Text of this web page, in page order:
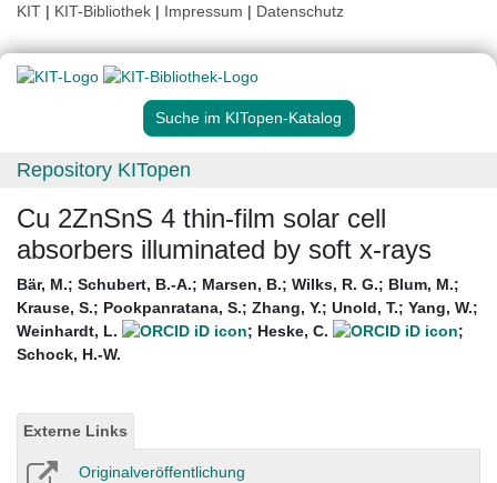
KIT | KIT-Bibliothek | Impressum | Datenschutz
Suche im KITopen-Katalog
Repository KITopen
Cu 2ZnSnS 4 thin-film solar cell
absorbers illuminated by soft x-rays
Bär, M.; Schubert, B.-A.; Marsen, B.; Wilks, R. G.; Blum, M.;
Krause, S.; Pookpanratana, S.; Zhang, Y.; Unold, T.; Yang, W.;
Weinhardt, L.
; Heske, C.
;
Schock, H.-W.
Externe Links
Originalveröffentlichung